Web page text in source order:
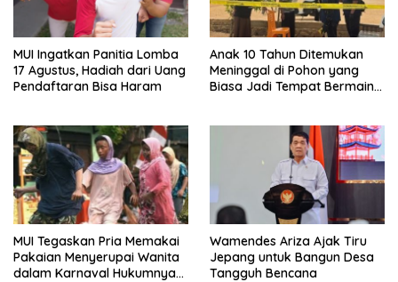
MUI Ingatkan Panitia Lomba
17 Agustus, Hadiah dari Uang
Pendaftaran Bisa Haram
Anak 10 Tahun Ditemukan
Meninggal di Pohon yang
Biasa Jadi Tempat Bermain
MUI Tegaskan Pria Memakai
Pakaian Menyerupai Wanita
dalam Karnaval Hukumnya
Wamendes Ariza Ajak Tiru
Jepang untuk Bangun Desa
Tangguh Bencana